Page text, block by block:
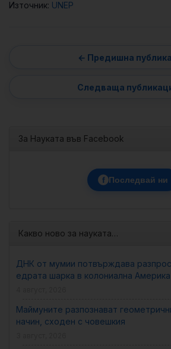
Източник: UNEP
За Науката във Facebook
f Последвай ни
Какво ново за науката…
ДНК от мумии потвърждава
едрата шарка в колониална Америка
Маймуните разпознават
начин, сходен с човешкия